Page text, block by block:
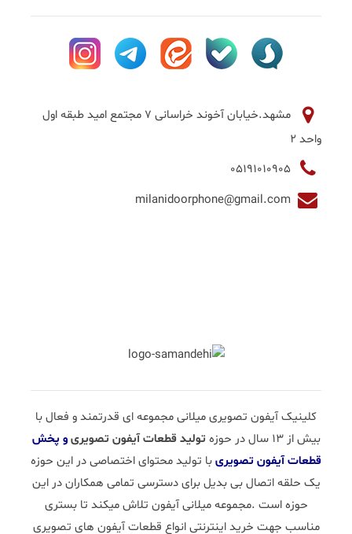
مشهد.خیابان آخوند خراسانی 7 مجتمع امید طبقه اول
واحد 2
کلینیک آیفون تصویری میلانی مجموعه ای قدرتمند و فعال با
بیش از 13 سال در حوزه
تولید قطعات آیفون تصویریو پخش
قطعات آیفون تصویریبا تولید محتوای اختصاصی در این حوزه
یک حلقه اتصال بی بدیل برای دسترسی تمامی همکاران در این
حوزه است .مجموعه میلانی آیفون تلاش میکند تا بستری
مناسب جهت خرید اینترنتی انواع قطعات آیفون های تصویری